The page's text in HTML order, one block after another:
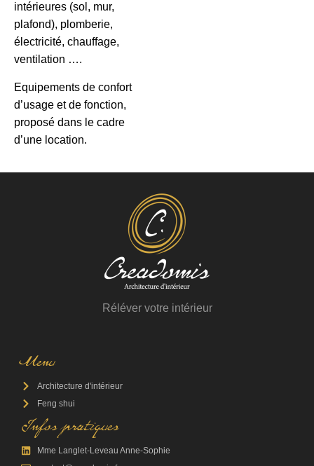
intérieures (sol, mur,
plafond), plomberie,
électricité, chauffage,
ventilation ….
Equipements de confort
d’usage et de fonction,
proposé dans le cadre
d’une location.
Réléver votre intérieur
Menu
Architecture d'intérieur
Feng shui
Infos pratiques
Mme Langlet-Leveau Anne-Sophie